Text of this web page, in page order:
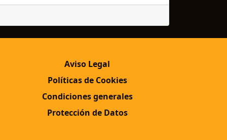
Aviso Legal
Políticas de Cookies
Condiciones generales
Protección de Datos